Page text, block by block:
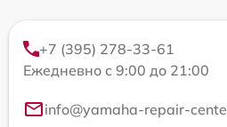
+7 (395) 278-33-61
Ежедневно с 9:00 до 21:00
info@yamaha-repair-